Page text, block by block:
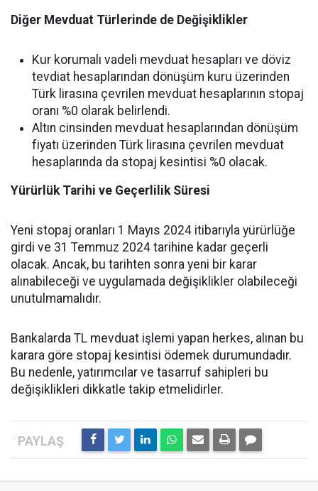
Diğer Mevduat Türlerinde de Değişiklikler
Kur korumalı vadeli mevduat hesapları ve döviz
tevdiat hesaplarından dönüşüm kuru üzerinden
Türk lirasına çevrilen mevduat hesaplarının stopaj
oranı %0 olarak belirlendi.
Altın cinsinden mevduat hesaplarından dönüşüm
fiyatı üzerinden Türk lirasına çevrilen mevduat
hesaplarında da stopaj kesintisi %0 olacak.
Yürürlük Tarihi ve Geçerlilik Süresi
Yeni stopaj oranları 1 Mayıs 2024 itibarıyla yürürlüğe
girdi ve 31 Temmuz 2024 tarihine kadar geçerli
olacak. Ancak, bu tarihten sonra yeni bir karar
alınabileceği ve uygulamada değişiklikler olabileceği
unutulmamalıdır.
Bankalarda TL mevduat işlemi yapan herkes, alınan bu
karara göre stopaj kesintisi ödemek durumundadır.
Bu nedenle, yatırımcılar ve tasarruf sahipleri bu
değişiklikleri dikkatle takip etmelidirler.